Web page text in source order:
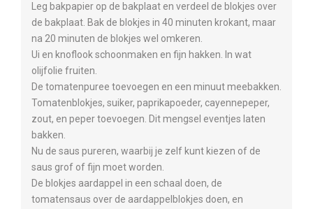
Leg bakpapier op de bakplaat en verdeel de blokjes over
de bakplaat. Bak de blokjes in 40 minuten krokant, maar
na 20 minuten de blokjes wel omkeren.
Ui en knoflook schoonmaken en fijn hakken. In wat
olijfolie fruiten.
De tomatenpuree toevoegen en een minuut meebakken.
Tomatenblokjes, suiker, paprikapoeder, cayennepeper,
zout, en peper toevoegen. Dit mengsel eventjes laten
bakken.
Nu de saus pureren, waarbij je zelf kunt kiezen of de
saus grof of fijn moet worden.
De blokjes aardappel in een schaal doen, de
tomatensaus over de aardappelblokjes doen, en